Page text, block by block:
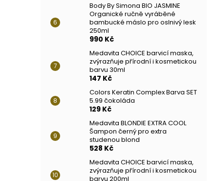
Body By Simona BIO JASMINE
Organické ručně vyráběné
bambucké máslo pro oslnivý lesk
250ml
990 Kč
Medavita CHOICE barvicí maska,
zvýrazňuje přírodní i kosmetickou
barvu 30ml
147 Kč
Colors Keratin Complex Barva SET
5.99 čokoláda
129 Kč
Medavita BLONDIE EXTRA COOL
Šampon černý pro extra
studenou blond
528 Kč
Medavita CHOICE barvicí maska,
zvýrazňuje přírodní i kosmetickou
barvu 200ml